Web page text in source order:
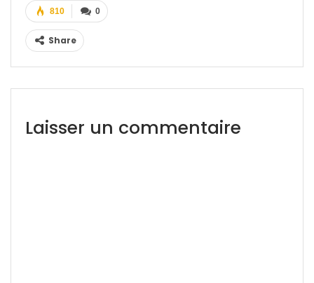
0
810
Share
Laisser un commentaire